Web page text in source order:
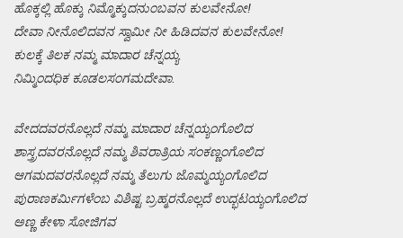
ಹೊಕ್ಕಲ್ಲಿ ಹೊಕ್ಕು ನಿಮ್ಮೊಕ್ಕುದನುಂಬವನ ಕುಲವೇನೋ!
ದೇವಾ ನೀನೊಲಿದವನ ಸ್ವಾಮೀ ನೀ ಹಿಡಿದವನ ಕುಲವೇನೋ!
ಕುಲಕ್ಕೆ ತಿಲಕ ನಮ್ಮ ಮಾದಾರ ಚೆನ್ನಯ್ಯ
ನಿಮ್ಮಿಂದಧಿಕ ಕೂಡಲಸಂಗಮದೇವಾ.
ವೇದದವರನೊಲ್ಲದೆ ನಮ್ಮ ಮಾದಾರ ಚೆನ್ನಯ್ಯಂಗೊಲಿದ
ಶಾಸ್ತ್ರದವರನೊಲ್ಲದೆ ನಮ್ಮ ಶಿವರಾತ್ರಿಯ ಸಂಕಣ್ಣಂಗೊಲಿದ
ಆಗಮದವರನೊಲ್ಲದೆ ನಮ್ಮ ತೆಲುಗು ಜೊಮ್ಮಯ್ಯಂಗೊಲಿದ
ಪುರಾಣಕರ್ಮಿಗಳೆಂಬ ವಿಶಿಷ್ಟ ಬ್ರಹ್ಮರನೊಲ್ಲದೆ ಉದ್ಭಟಯ್ಯಂಗೊಲಿದ
ಅಣ್ಣ ಕೇಳಾ ಸೋಜಿಗವ